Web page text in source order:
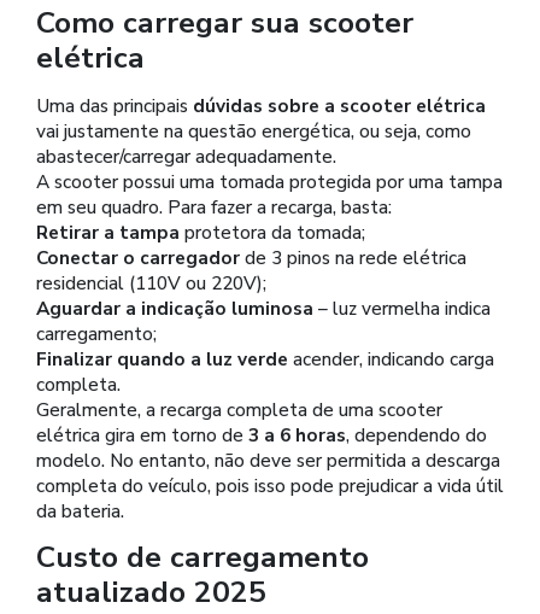
Como carregar sua scooter
elétrica
Uma das principais dúvidas sobre a scooter elétrica
vai justamente na questão energética, ou seja, como
abastecer/carregar adequadamente.
A scooter possui uma tomada protegida por uma tampa
em seu quadro. Para fazer a recarga, basta:
Retirar a tampa protetora da tomada;
Conectar o carregadorde 3 pinos na rede elétrica
residencial (110V ou 220V);
Aguardar a indicação luminosa – luz vermelha indica
carregamento;
Finalizar quando a luz verde acender, indicando carga
completa.
Geralmente, a recarga completa de uma scooter
elétrica gira em torno de 3 a 6 horas, dependendo do
modelo. No entanto, não deve ser permitida a descarga
completa do veículo, pois isso pode prejudicar a vida útil
da bateria.
Custo de carregamento
atualizado 2025